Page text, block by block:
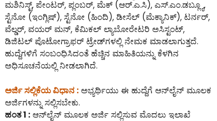
ಮಶಿನಿಸ್ಟ್, ಪೇಂಟರ್, ಪ್ಲಂಬರ್, ಮೆಕ್ (ಆರ್.ಎ.ಸಿ), ಎಸ್.ಎಂ.ಡಬ್ಲ್ಯೂ,
ಸ್ಟೆನೋ (ಇಂಗ್ಲಿಷ್), ಸ್ಟೆನೋ (ಹಿಂದಿ), ಡೀಸೆಲ್ (ಮೆಕ್ಯಾನಿಕ್), ಟರ್ನರ್,
ವೆಲ್ಡರ್, ವಯರ್ ಮನ್, ಕೆಮಿಕಲ್ ಲ್ಯಾಬೋರೇಟರಿ ಅಸಿಸ್ಟಂಟ್,
ಡಿಜಿಟಲ್ ಪೊಟೋಗ್ರಾಫರ್ ಟ್ರೇಡ್‌ಗಳಲ್ಲಿ ನೇಮಕ ಮಾಡಲಾಗುತ್ತದೆ.
ಹುದ್ದೆಗಳಿಗೆ ಸಂಬಂಧಿಸಿದಂತೆ ಹೆಚ್ಚಿನ ಮಾಹಿತಿಯನ್ನು ಕೆಳಗಿನ
ಅಧಿಸೂಚನೆಯಲ್ಲಿ ನೀಡಲಾಗಿದೆ.
ಅರ್ಜಿ ಸಲ್ಲಿಕೆಯ ವಿಧಾನ : ಅಭ್ಯರ್ಥಿಯು ಈ ಹುದ್ದೆಗೆ ಆನ್‌ಲೈನ್‌ ಮೂಲಕ
ಅರ್ಜಿಗಳನ್ನು ಸಲ್ಲಿಸಬೇಕು.
ಹಂತ 1 : ಆನ್‌ಲೈನ್‌ ಮೂಲಕ ಅರ್ಜಿ ಸಲ್ಲಿಸುವ ಮೊದಲು ಇಲಾಖೆ